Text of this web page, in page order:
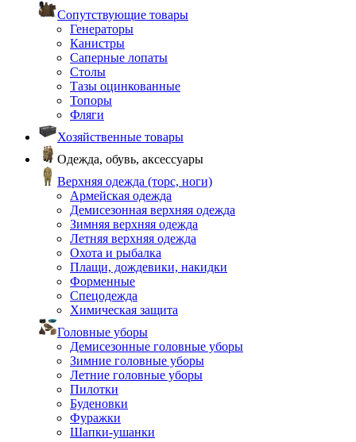
Сопутствующие товары
Генераторы
Канистры
Саперные лопаты
Столы
Тазы оцинкованные
Топоры
Фляги
Хозяйственные товары
Одежда, обувь, аксессуары
Верхняя одежда (торс, ноги)
Армейская одежда
Демисезонная верхняя одежда
Зимняя верхняя одежда
Летняя верхняя одежда
Охота и рыбалка
Плащи, дождевики, накидки
Форменные
Спецодежда
Химическая защита
Головные уборы
Демисезонные головные уборы
Зимние головные уборы
Летние головные уборы
Пилотки
Буденовки
Фуражки
Шапки-ушанки